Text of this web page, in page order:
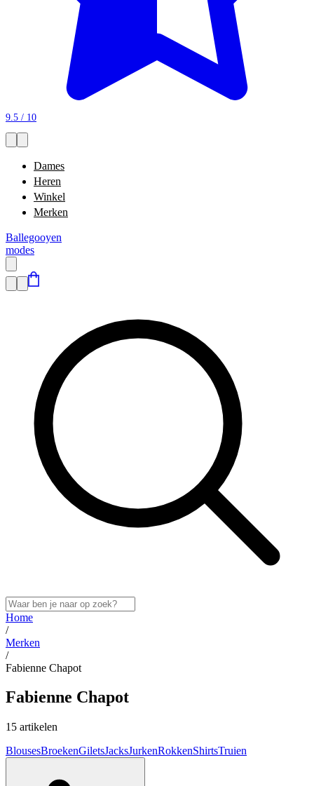
9.5 / 10
Dames
Heren
Winkel
Merken
Ballegooyen
modes
Home
/
Merken
/
Fabienne Chapot
Fabienne Chapot
15 artikelen
BlousesBroekenGiletsJacksJurkenRokkenShirtsTruien